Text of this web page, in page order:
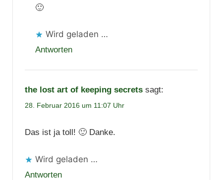
🙂
Wird geladen …
Antworten
the lost art of keeping secrets sagt:
28. Februar 2016 um 11:07 Uhr
Das ist ja toll! 🙂 Danke.
Wird geladen …
Antworten